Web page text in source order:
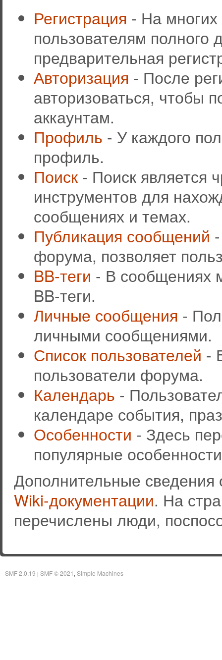
Регистрация - На
пользователям полного
предварительная
Авторизация - После
авторизоваться, чтобы
аккаунтам.
Профиль - У каждого
профиль.
Поиск - Поиск является
инструментов для
сообщениях и темах.
Публикация сообщений
форума, позволяет
BB-теги - В сообщениях
BB-теги.
Личные сообщения -
личными сообщениями.
Список пользователей -
пользователи форума.
Календарь -
календаре события,
Особенности - Здесь
популярные
Дополнительные
Wiki-документации. На
перечислены люди,
SMF 2.0.19 | SMF © 2021 Simple Machines